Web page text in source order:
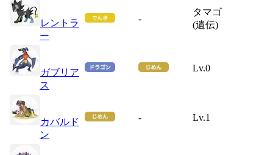
レントラ
ー
-
タマゴ
(遺伝)
ガブリア
ス
Lv.0
カバルド
ン
- Lv.1